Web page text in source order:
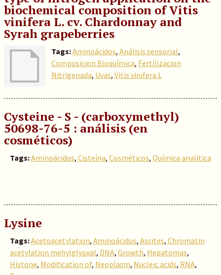
biochemical composition of Vitis
vinifera L. cv. Chardonnay and
Syrah grapeberries
Tags:Aminoácidos, Análisis sensorial,
Composicion Bioquímica, Fertilizacion
Nitrigenada, Uvas, Vitis vinifera L
Cysteine - S - (carboxymethyl)
50698-76-5 : análisis (en
cosméticos)
Tags:Aminoácidos, Cisteína, Cosméticos, Química analítica
Lysine
Tags:Acetoacetylation, Aminoácidos, Ascites, Chromatin
acetylation mehylglyoxal, DNA, Growth, Hepatomas,
Histone, Modification of, Neoplasm, Nucleic acids, RNA,